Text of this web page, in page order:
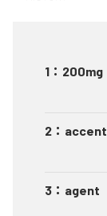
1 ： 200mg
2 ：
3 ： agent